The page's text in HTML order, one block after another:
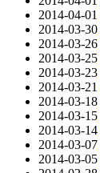
2014-04-01
2014-03-30
2014-03-26
2014-03-25
2014-03-23
2014-03-21
2014-03-18
2014-03-15
2014-03-14
2014-03-07
2014-03-05